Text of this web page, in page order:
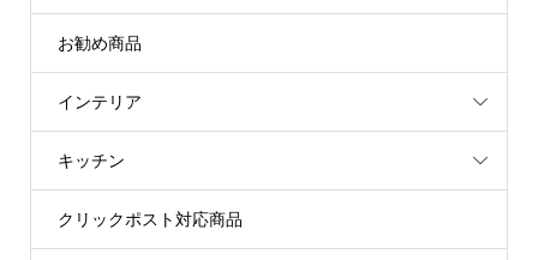
お勧め商品
インテリア
キッチン
クリックポスト対応商品